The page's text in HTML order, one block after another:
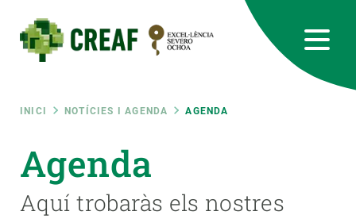
contingut
Fil
d'ariadna
INICI NOTÍCIES I AGENDA AGENDA
Agenda
Aquí trobaràs els nostres
RRSS
Featured
responsive
INTRANET